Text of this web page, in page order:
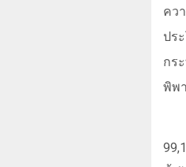
คว
ปร
กร
พิพ
99,